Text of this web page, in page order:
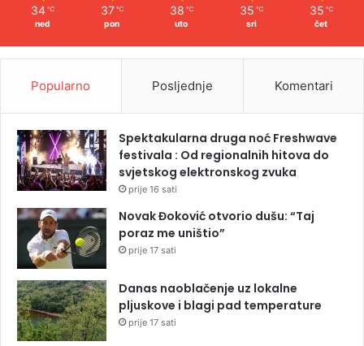
34 ℃
ned
37 ℃
pon
38 ℃
uto
35 ℃
sri
35 ℃
čet
Popularno Posljednje Komentari
Spektakularna druga noć Freshwave
festivala : Od regionalnih hitova do
svjetskog elektronskog zvuka
prije 16 sati
Novak Đoković otvorio dušu: “Taj
poraz me uništio”
prije 17 sati
Danas naoblačenje uz lokalne
pljuskove i blagi pad temperature
prije 17 sati